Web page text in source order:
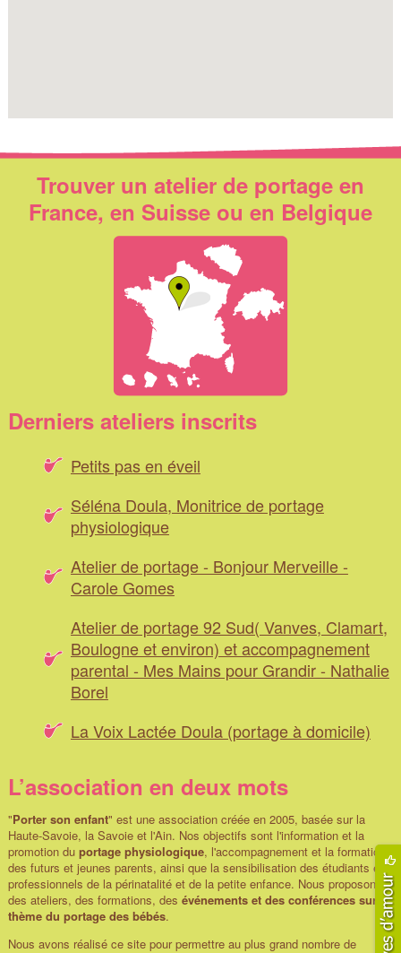
Trouver un atelier de portage en
France, en Suisse ou en Belgique
Derniers ateliers inscrits
Petits pas en éveil
Séléna Doula, Monitrice de portage
physiologique
Atelier de portage - Bonjour Merveille -
Carole Gomes
Atelier de portage 92 Sud( Vanves, Clamart,
Boulogne et environ) et accompagnement
parental - Mes Mains pour Grandir - Nathalie
Borel
La Voix Lactée Doula (portage à domicile)
L’association en deux mots
"Porter son enfant" est une association créée en 2005, basée sur la
Haute-Savoie, la Savoie et l'Ain. Nos objectifs sont l'information et la
promotion du portage physiologique, l'accompagnement et la formation
des futurs et jeunes parents, ainsi que la sensibilisation des étudiants et
professionnels de la périnatalité et de la petite enfance. Nous proposons
des ateliers, des formations, des événements et des conférences sur le
thème du portage des bébés.
Nous avons réalisé ce site pour permettre au plus grand nombre de